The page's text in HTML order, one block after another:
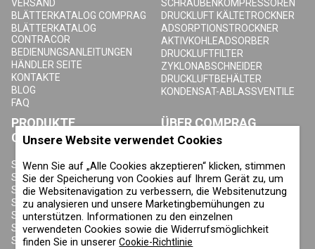
VERSAND
BLÄTTERKATALOG COMPRAG
BLÄTTERKATALOG
CONTRACOR
BEDIENUNGSANLEITUNGEN
HÄNDLER SEITE
KONTAKTE
BLOG
FAQ
SCHRAUBENKOMPRESSOREN
DRUCKLUFT KÄLTETROCKNER
ADSORPTIONSTROCKNER
AKTIVKOHLEADSORBER
DRUCKLUFTFILTER
ZYKLONABSCHNEIDER
DRUCKLUFTBEHÄLTER
KONDENSAT-ABLASSVENTILE
PRODUKTE
CONTRACOR
SANDSTRAHLGERÄTE
SANDSTRAHLHELME
SANDSTRAHLANZÜGE
SANDSTRAHLDÜSEN
SANDSTRAHLSCHLAUCH
SANDSTRAHLKUPPLUNGEN
SANDSTRAHLKABINEN
ÜBER COMPRAG
URHEBERRECHT, MARKEN UND
SONSTIGE RECHTE
DATENSCHUTZERKLÄRUNG
COOKIE-RICHTLINIE
IMPRESSUM
Unsere Website verwendet Cookies
Wenn Sie auf „Alle Cookies akzeptieren“ klicken, stimmen
Sie der Speicherung von Cookies auf Ihrem Gerät zu, um
die Websitenavigation zu verbessern, die Websitenutzung
zu analysieren und unsere Marketingbemühungen zu
unterstützen. Informationen zu den einzelnen
verwendeten Cookies sowie die Widerrufsmöglichkeit
finden Sie in unsererCookie-Richtlinie